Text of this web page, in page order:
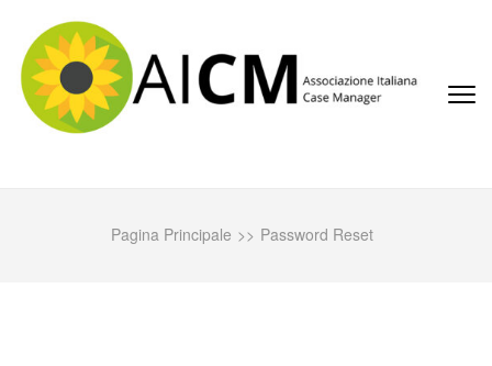
contenuto
(premi
invio)
Pagina Principale >> Password Reset